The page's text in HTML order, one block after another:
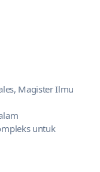
Magister Ilmu
untuk